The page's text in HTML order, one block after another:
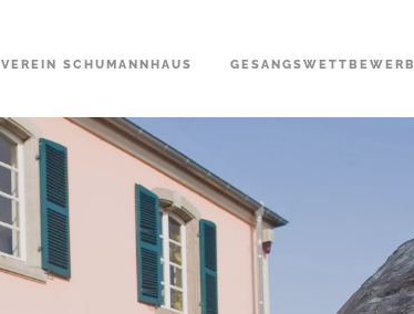
VEREIN SCHUMANNHAUS GESANGSWETTBEWERB